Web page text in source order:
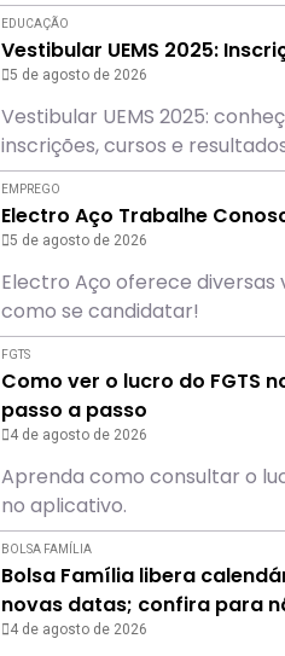
EDUCAÇÃO
Vestibular UEMS 2025:
5 de agosto de 2026
Vestibular UEMS 2025:
inscrições, cursos e
EMPREGO
Electro Aço Trabalhe
5 de agosto de 2026
Electro Aço oferece diversas
como se candidatar!
FGTS
Como ver o lucro do FGTS
passo a passo
4 de agosto de 2026
Aprenda como consultar o
no aplicativo.
BOLSA FAMÍLIA
Bolsa Família libera
novas datas; confira para
4 de agosto de 2026